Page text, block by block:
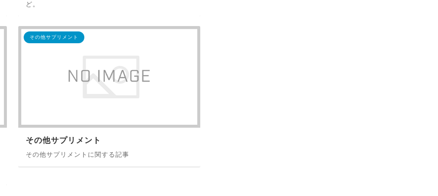
ど。
その他サプリメント
その他サプリメント
その他サプリメントに関する記事